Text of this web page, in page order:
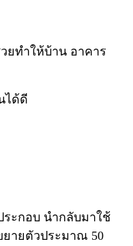
ยทำให้บ้าน อาคาร
ได้ดี
ระกอบ นำกลับมาใช้
ยายตัวประมาณ 50